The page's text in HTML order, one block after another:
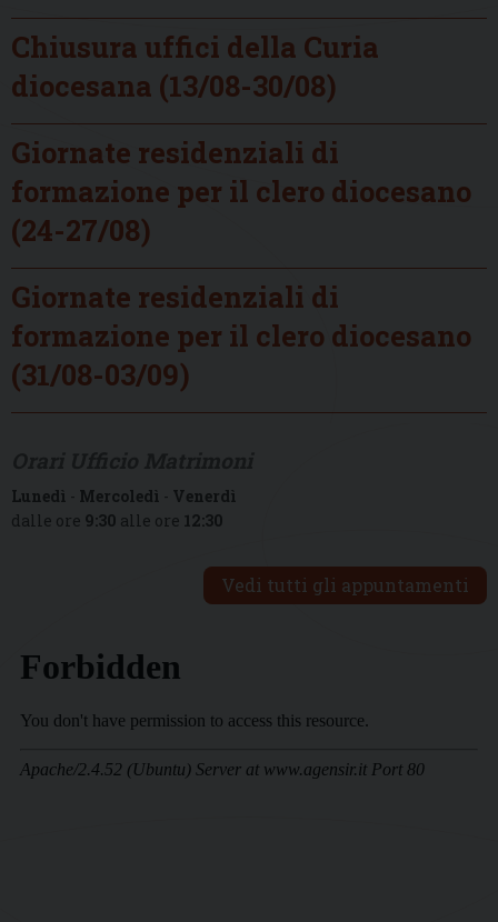
Chiusura uffici della Curia
diocesana (13/08-30/08)
Giornate residenziali di
formazione per il clero diocesano
(24-27/08)
Giornate residenziali di
formazione per il clero diocesano
(31/08-03/09)
Lunedì - Mercoledì - Venerdì
dalle ore 9:30 alle ore 12:30
Vedi tutti gli appuntamenti